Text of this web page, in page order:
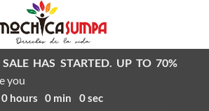
HAS STARTED. UP TO 70%
you
0 hours 0 min 0sec